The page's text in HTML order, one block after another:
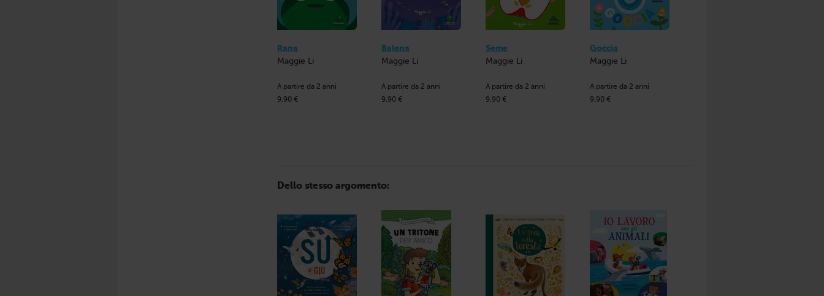
Rana
Maggie Li
A partire da 2 anni
9,90 €
Balena
Maggie Li
A partire da 2 anni
9,90 €
Seme
Maggie Li
A partire da 2 anni
9,90 €
Goccia
Maggie Li
A partire da 2 anni
9,90 €
Dello stesso argomento: